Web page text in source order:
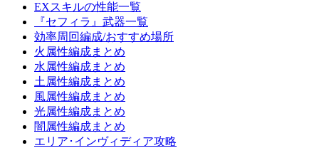
EXスキルの性能一覧
『セフィラ』武器一覧
効率周回編成/おすすめ場所
火属性編成まとめ
水属性編成まとめ
土属性編成まとめ
風属性編成まとめ
光属性編成まとめ
闇属性編成まとめ
エリア･インヴィディア攻略